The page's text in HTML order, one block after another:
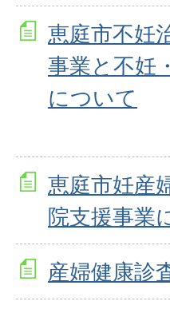
恵庭市不妊
事業と不妊
について
恵庭市妊産
院支援事業
産婦健康診